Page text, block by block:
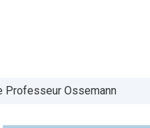
Professeur Ossemann